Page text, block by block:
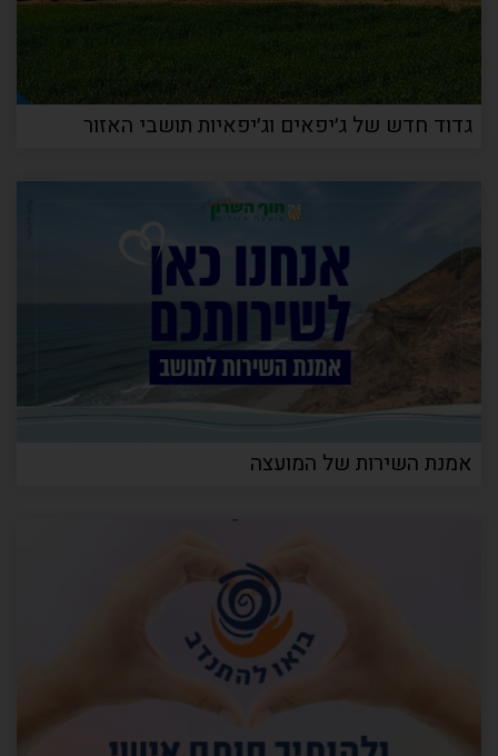
גדוד חדש של ג׳יפאים וג׳יפאיות תושבי האזור
אמנת השירות של המועצה